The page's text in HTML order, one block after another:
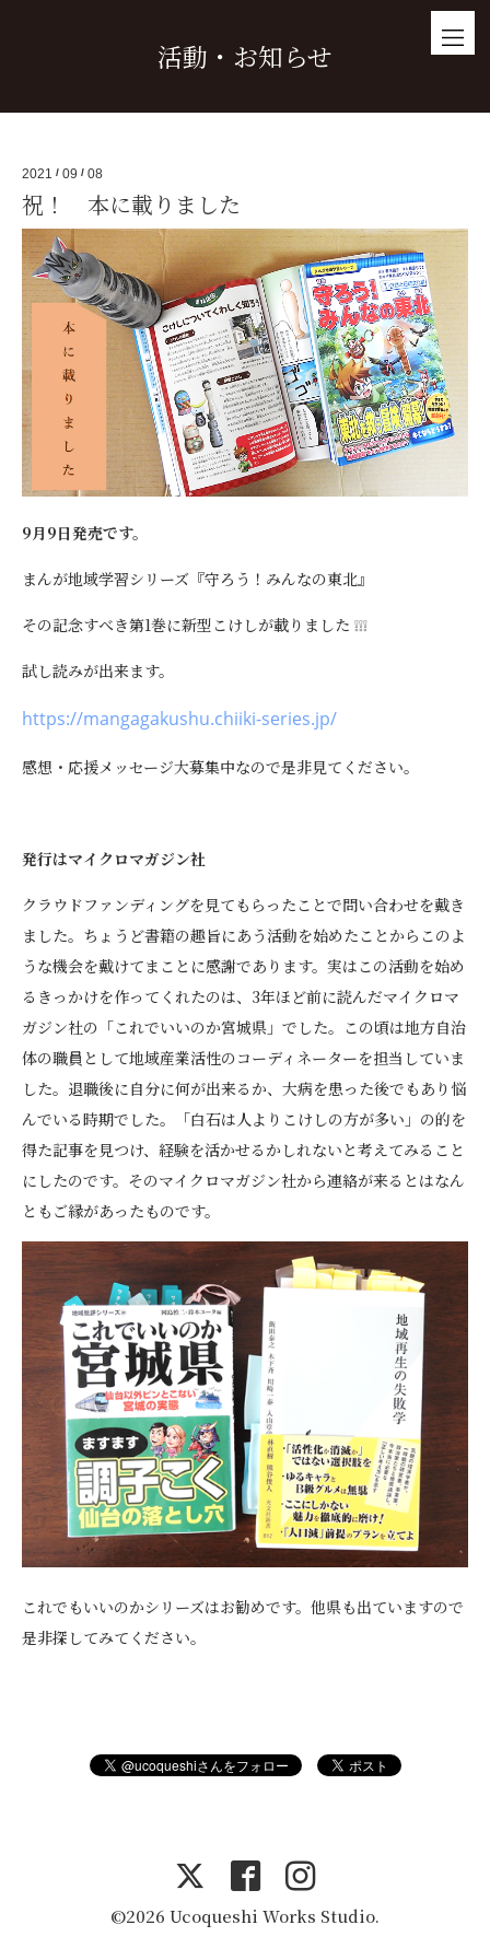
活動・お知らせ
2021 / 09 / 08
祝！ 本に載りました
9月9日発売です。
まんが地域学習シリーズ『守ろう！みんなの東北』
その記念すべき第1巻に新型こけしが載りました ❕❕❕
試し読みが出来ます。
https://mangagakushu.chiiki-series.jp/
感想・応援メッセージ大募集中なので是非見てください。
発行はマイクロマガジン社
クラウドファンディングを見てもらったことで問い合わせを戴き
ました。ちょうど書籍の趣旨にあう活動を始めたことからこのよ
うな機会を戴けてまことに感謝であります。実はこの活動を始め
るきっかけを作ってくれたのは、3年ほど前に読んだマイクロマ
ガジン社の「これでいいのか宮城県」でした。この頃は地方自治
体の職員として地域産業活性のコーディネーターを担当していま
した。退職後に自分に何が出来るか、大病を患った後でもあり悩
んでいる時期でした。「白石は人よりこけしの方が多い」の的を
得た記事を見つけ、経験を活かせるかしれないと考えてみること
にしたのです。そのマイクロマガジン社から連絡が来るとはなん
ともご縁があったものです。
これでもいいのかシリーズはお勧めです。他県も出ていますので
是非探してみてください。
©2026 Ucoqueshi Works Studio.